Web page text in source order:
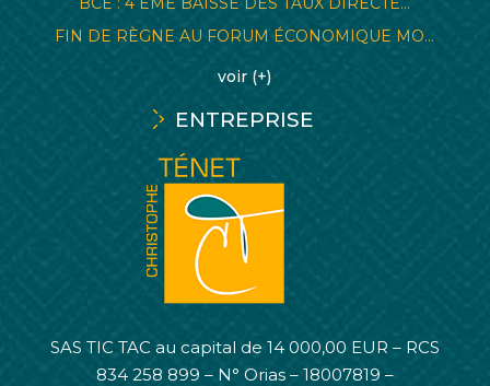
FIN DE RÈGNE AU FORUM ÉCONOMIQUE MO...
voir (+)
ENTREPRISE
SAS TIC TAC au capital de 14 000,00 EUR – RCS
834 258 899 – N° Orias – 18007819 –